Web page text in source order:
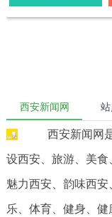
西安新闻网
西安新闻网
设西安、旅游、美食
魅力西安、韵味西
乐、体育、健身、